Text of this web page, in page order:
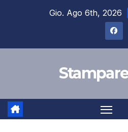
Gio. Ago 6th, 2026